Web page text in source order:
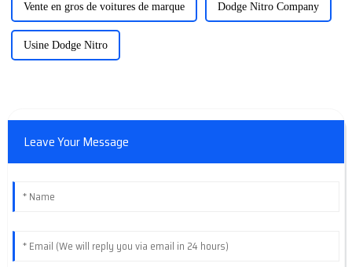
Vente en gros de voitures de marque Dodge Nitro Company
Usine Dodge Nitro
Leave Your Message